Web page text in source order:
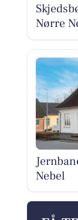
Nørre
Nebel